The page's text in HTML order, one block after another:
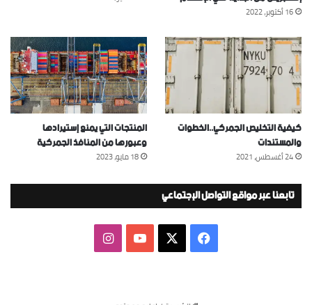
16 أكتوبر، 2022
كيفية التخليص الجمركي..الخطوات
والمستندات
24 أغسطس، 2021
المنتجات التي يمنع إستيرادها
وعبورها من المنافذ الجمركية
18 مايو، 2023
تابعنا عبر مواقع التواصل الإجتماعي
فيسبوك ‫YouTubeانستقرام